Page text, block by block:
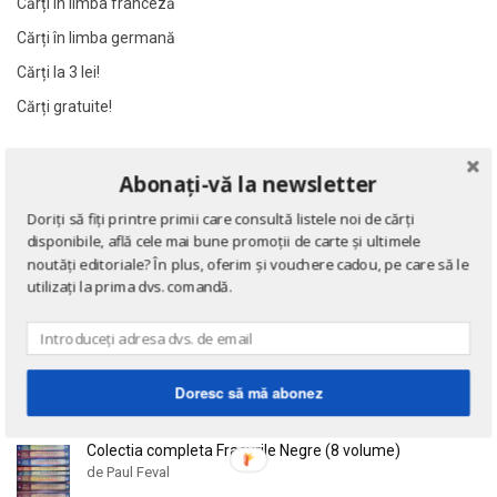
Al James
Al. Alexianu
Al. Caprariu
Al. Dumitrescu
Alain Bombard
Alain Danielou
Alain Lesage
Alain Manevy
Alan Dean Foster
Al James
Al. Alexianu
Al. Caprariu
Al. Dumitrescu
Alain Bombard
Alain Danielou
Alain Lesage
Alain Manevy
Alan Dean Foster
Cărți în limba germană
Cărți la 3 lei!
Cărți gratuite!
Eseuri
de Emil Cioran
Doctrina sau Cele patru carti clasice ale Chinei
Colectia completa Fracurile Negre (8 volume)
de Paul Feval
Abonați-vă la newsletter
Doriți să fiți printre primii care consultă listele noi de cărți
disponibile, află cele mai bune promoții de carte și ultimele
noutăți editoriale? În plus, oferim și vouchere cadou, pe care să le
utilizați la prima dvs. comandă.
Doresc să mă abonez